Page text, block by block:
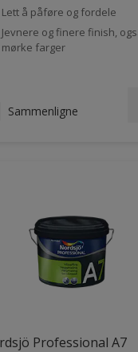
Lett å påføre og fordele
Jevnere og finere finish,
mørke farger
Sammenligne
Professional A7